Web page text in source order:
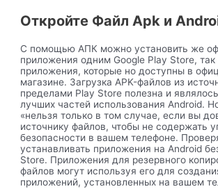
Откройте Файл Apk и
С помощью АПК можно установить же
приложения одним Google Play Store, так
приложения, которые но доступны в
магазине. Загрузка APK-файлов из
пределами Play Store полезна и
лучших частей использования Android.
«нельзя только в том случае, если вы
источнику файлов, чтобы не содержать
безопасности в вашем телефоне.
устанавливать приложения на Android
Store. Приложения для резервного
файлов могут используя его для
приложений, установленных на вашем